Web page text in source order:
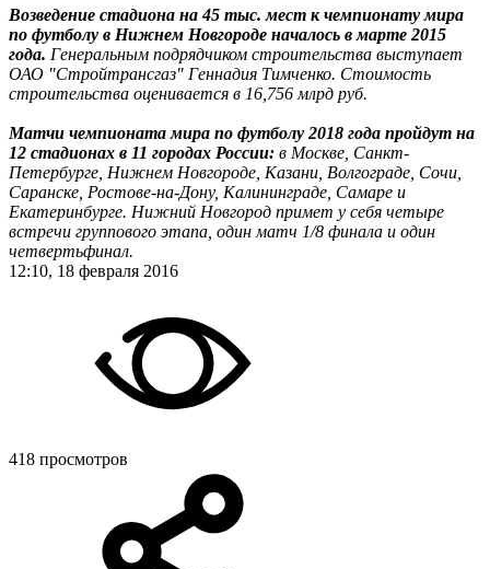
Возведение стадиона на 45 тыс. мест к чемпионату мира
по футболу в Нижнем Новгороде началось в марте 2015
года. Генеральным подрядчиком строительства выступает
ОАО "Стройтрансгаз" Геннадия Тимченко. Стоимость
строительства оценивается в 16,756 млрд руб.
Матчи чемпионата мира по футболу 2018 года пройдут на
12 стадионах в 11 городах России: в Москве, Санкт-
Петербурге, Нижнем Новгороде, Казани, Волгограде, Сочи,
Саранске, Ростове-на-Дону, Калининграде, Самаре и
Екатеринбурге. Нижний Новгород примет у себя четыре
встречи группового этапа, один матч 1/8 финала и один
четвертьфинал.
12:10, 18 февраля 2016
418 просмотров